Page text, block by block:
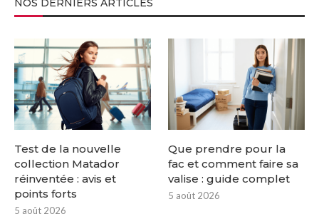
NOS DERNIERS ARTICLES
Test de la nouvelle
collection Matador
réinventée : avis et
points forts
5 août 2026
Que prendre pour la
fac et comment faire sa
valise : guide complet
5 août 2026